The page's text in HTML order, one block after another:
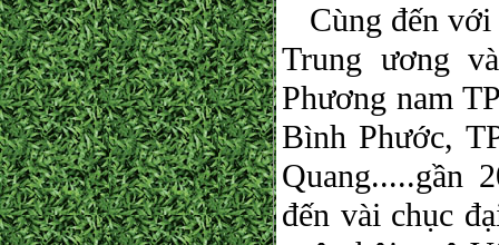
Cùng đến với
Trung ương
Phương nam
Bình Phước,
Quang.....gần
đến vài chục